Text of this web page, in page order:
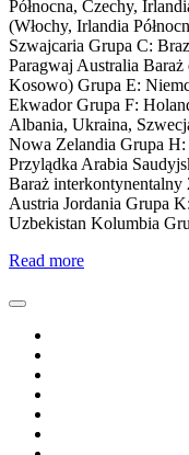
Północna, Czechy,
(Włochy, Irlandia
Szwajcaria Grupa C:
Paragwaj Australia
Kosowo) Grupa E:
Ekwador Grupa F:
Albania, Ukraina,
Nowa Zelandia Grupa
Przylądka Arabia
Baraż
Austria Jordania Grupa
Uzbekistan Kolumbia
Read more